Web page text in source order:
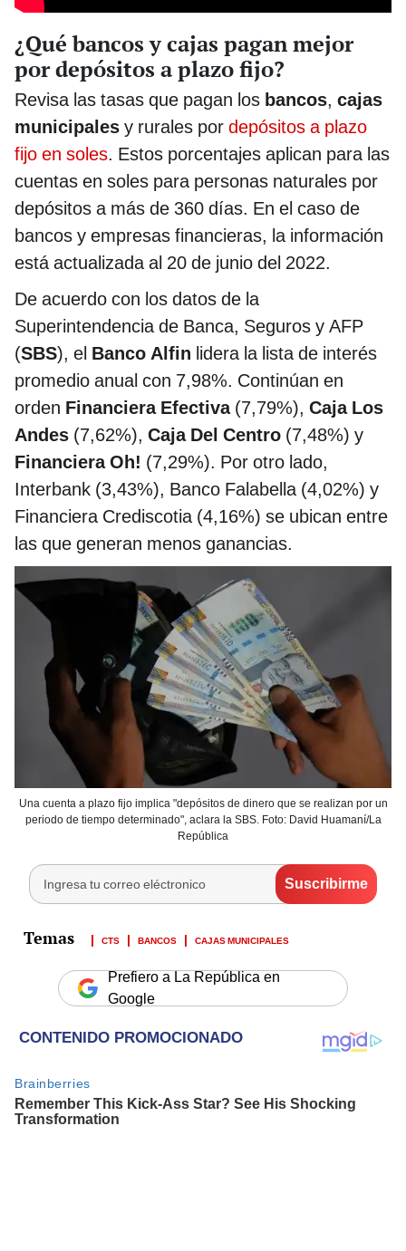
¿Qué bancos y cajas pagan mejor
por depósitos a plazo fijo?
Revisa las tasas que pagan los bancos, cajas
municipales y rurales por depósitos a plazo
fijo en soles. Estos porcentajes aplican para las
cuentas en soles para personas naturales por
depósitos a más de 360 días. En el caso de
bancos y empresas financieras, la información
está actualizada al 20 de junio del 2022.
De acuerdo con los datos de la
Superintendencia de Banca, Seguros y AFP
(SBS), el Banco Alfin lidera la lista de interés
promedio anual con 7,98%. Continúan en
orden Financiera Efectiva(7,79%), Caja Los
Andes (7,62%), Caja Del Centro (7,48%) y
Financiera Oh! (7,29%). Por otro lado,
Interbank (3,43%), Banco Falabella (4,02%) y
Financiera Crediscotia (4,16%) se ubican entre
las que generan menos ganancias.
Una cuenta a plazo fijo implica "depósitos de dinero que se realizan por un
periodo de tiempo determinado", aclara la SBS. Foto: David Huamaní/La
República
CTS BANCOS CAJAS MUNICIPALES
Prefiero a La República en
Google